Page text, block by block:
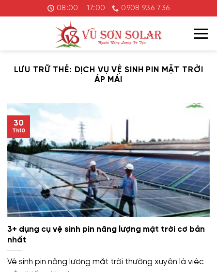
đến
08:00 - 17:00 0908 936 736
LƯU TRỮ THẺ: DỊCH VỤ VỆ SINH PIN MẶT TRỜI
ÁP MÁI
3+ dụng cụ vệ sinh pin năng lượng mặt trời cơ bản
nhất
Vệ sinh pin năng lượng mặt trời thường xuyên là việc
30
Th10